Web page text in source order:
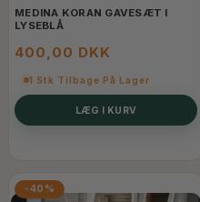
MEDINA KORAN GAVESÆT I
LYSEBLÅ
400,00 DKK
1 Stk Tilbage På Lager
LÆG I KURV
-40%